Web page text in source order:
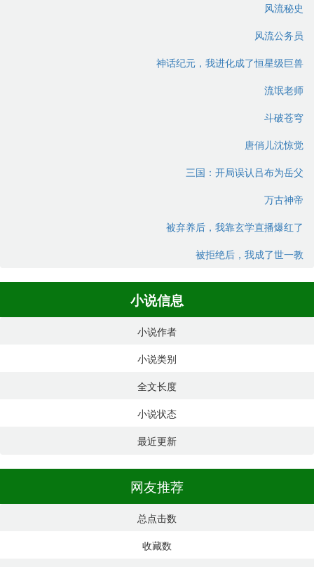
风流秘史
风流公务员
神话纪元，我进化成了恒星级巨兽
流氓老师
斗破苍穹
唐俏儿沈惊觉
三国：开局误认吕布为岳父
万古神帝
被弃养后，我靠玄学直播爆红了
被拒绝后，我成了世一教
小说信息
小说作者
小说类别
全文长度
小说状态
最近更新
网友推荐
总点击数
收藏数